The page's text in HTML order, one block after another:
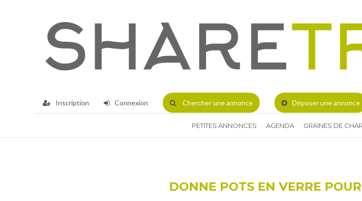
Inscription Connexion Chercherune annonce Déposer une annonce
PETITES ANNONCES AGENDA GRAINES DE
DONNE POTS EN VERRE